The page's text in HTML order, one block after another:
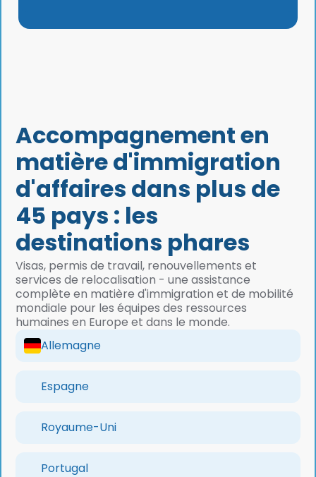
Accompagnement en
matière d'immigration
d'affaires dans plus de
45 pays : les
destinations phares
Visas, permis de travail, renouvellements et
services de relocalisation - une assistance
complète en matière d'immigration et de mobilité
mondiale pour les équipes des ressources
humaines en Europe et dans le monde.
Allemagne
Espagne
Royaume-Uni
Portugal